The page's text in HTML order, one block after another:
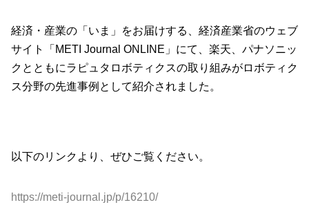
経済・産業の「いま」をお届けする、経済産業省のウェブ
サイト「METI Journal ONLINE」にて、楽天、パナソニッ
クとともにラピュタロボティクスの取り組みがロボティク
ス分野の先進事例として紹介されました。
以下のリンクより、ぜひご覧ください。
https://meti-journal.jp/p/16210/